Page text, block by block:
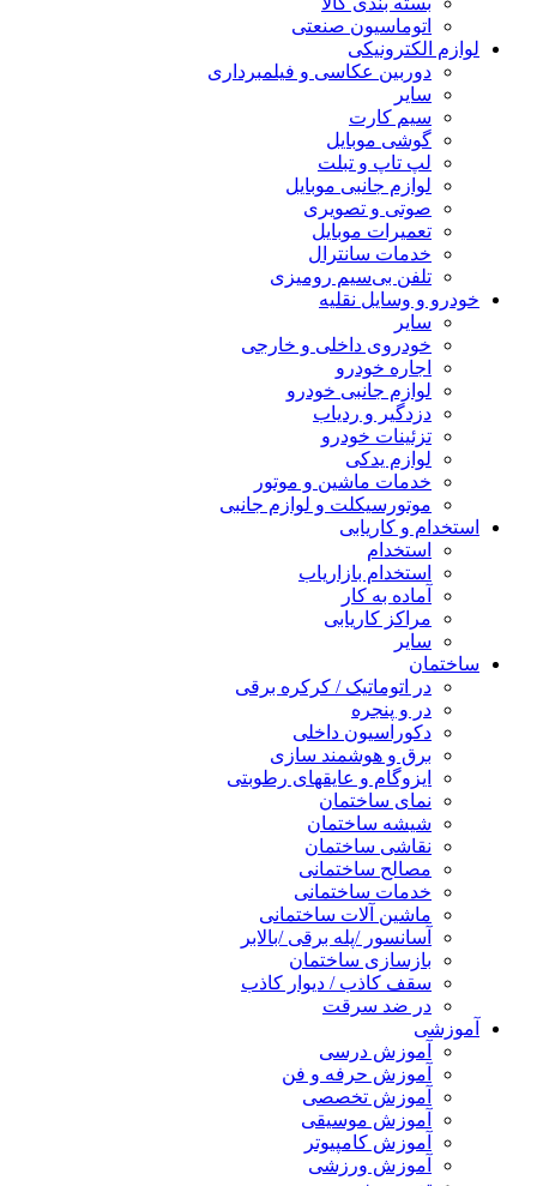
اتوماسیون صنعتی
لوازم الکترونیکی
دوربین عکاسی و فیلمبرداری
سایر
سیم کارت
گوشی موبایل
لپ تاپ و تبلت
لوازم جانبی موبایل
صوتی و تصویری
تعمیرات موبایل
خدمات سانترال
تلفن بی‌سیم رومیزی
خودرو و وسایل نقلیه
سایر
خودروی داخلی و خارجی
اجاره خودرو
لوازم جانبی خودرو
دزدگیر و ردیاب
تزئینات خودرو
لوازم یدکی
خدمات ماشین و موتور
موتورسیکلت و لوازم جانبی
استخدام و کاریابی
استخدام
استخدام بازاریاب
آماده به کار
مراکز کاریابی
سایر
ساختمان
در اتوماتیک / کرکره برقی
در و پنجره
دکوراسیون داخلی
برق و هوشمند سازی
ایزوگام و عایقهای رطوبتی
نمای ساختمان
شیشه ساختمان
نقاشی ساختمان
مصالح ساختمانی
خدمات ساختمانی
ماشین آلات ساختمانی
آسانسور /پله برقی /بالابر
بازسازی ساختمان
سقف کاذب / دیوار کاذب
در ضد سرقت
آموزشی
آموزش درسی
آموزش حرفه و فن
آموزش تخصصی
آموزش موسیقی
آموزش کامپیوتر
آموزش ورزشی